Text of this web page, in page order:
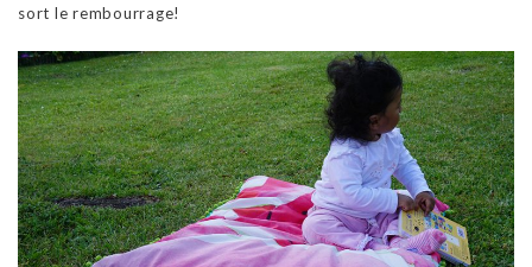
sort le rembourrage!